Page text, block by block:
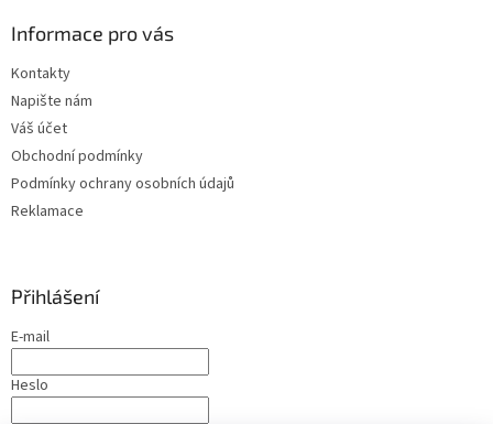
Informace pro vás
Kontakty
Napište nám
Váš účet
Obchodní podmínky
Podmínky ochrany osobních údajů
Reklamace
Přihlášení
E-mail
Heslo